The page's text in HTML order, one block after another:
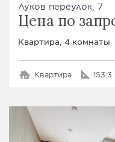
Луков переулок, 7
Цена по
Квартира, 4 комнаты
Квартира 153.3